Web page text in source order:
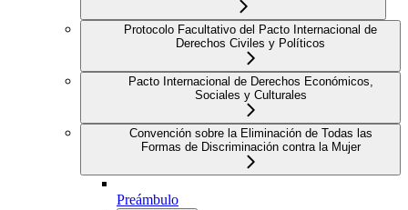
Protocolo Facultativo del Pacto Internacional de
Derechos Civiles y Políticos
Pacto Internacional de Derechos Económicos,
Sociales y Culturales
Convención sobre la Eliminación de Todas las
Formas de Discriminación contra la Mujer
Preámbulo